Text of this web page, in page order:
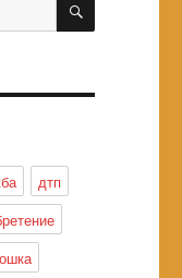
дтп